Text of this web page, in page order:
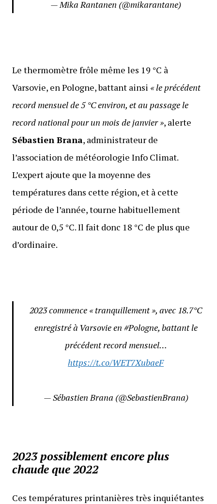
— Mika Rantanen (@mikarantane)
Le thermomètre frôle même les 19 °C à
Varsovie, en Pologne, battant ainsi « le précédent
record mensuel de 5 °C environ, et au passage le
record national pour un mois de janvier », alerte
Sébastien Brana, administrateur de
l’association de météorologie Info Climat.
L’expert ajoute que la moyenne des
températures dans cette région, et à cette
période de l’année, tourne habituellement
autour de 0,5 °C. Il fait donc 18 °C de plus que
d’ordinaire.
2023 commence « tranquillement », avec 18.7°C
enregistré à Varsovie en #Pologne, battant le
précédent record mensuel…
https://t.co/WET7XubaeF
— Sébastien Brana (@SebastienBrana)
2023 possiblement encore plus
chaude que 2022
Ces températures printanières très inquiétantes